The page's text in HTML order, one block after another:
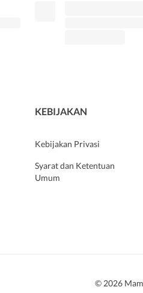
KEBIJAKAN
Kebijakan Privasi
Syarat dan Ketentuan
Umum
© 2026